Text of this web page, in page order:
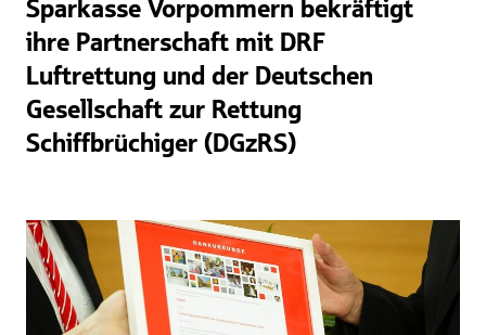
Sparkasse Vorpommern bekräftigt
ihre Partnerschaft mit DRF
Luftrettung und der Deutschen
Gesellschaft zur Rettung
Schiffbrüchiger (DGzRS)